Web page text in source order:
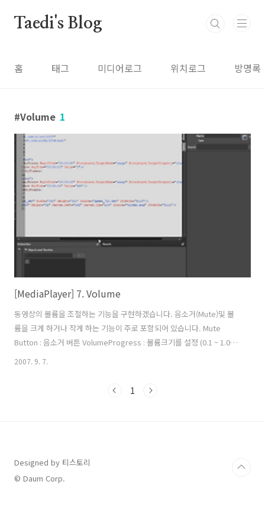
Taedi's Blog
홈 태그 미디어로그 위치로그 방명록
Volume 1
[MediaPlayer] 7. Volume
동영상의 볼륨을 조절하는 기능을 구현하겠습니다. 음소거(Mute)및 볼
륨을 크게 하거나 작게 하는 기능이 주로 포함되어 있습니다. Mute
Button : 음소거 버튼 VolumeProgress : 볼륨크기를 설정 (0.1 ~ 1.0)
VolumeDuration : 볼륨크기의 범위 xaml 코드가 약간 깁니다.^_^;;
을 합니다. VolumeDuration_MouseLeftButtonDown,
2007. 9. 7.
1
Designed by 티스토리
© Daum Corp.